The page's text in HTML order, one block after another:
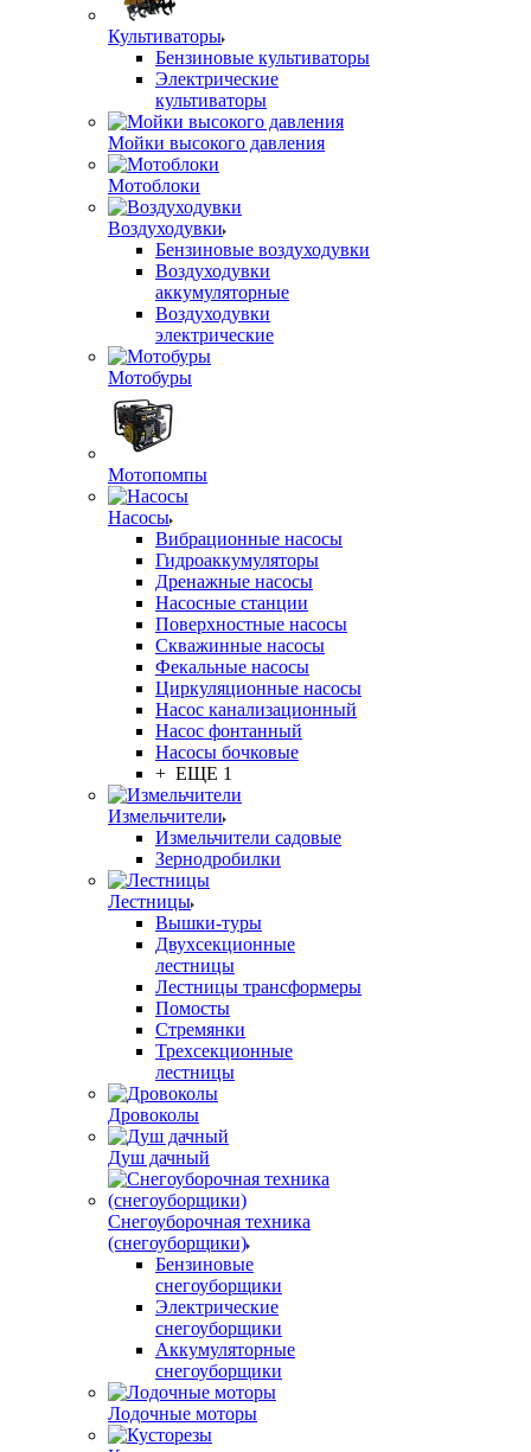
Культиваторы
Бензиновые культиваторы
Электрические
культиваторы
Мойки высокого давления
Мотоблоки
Воздуходувки
Бензиновые воздуходувки
Воздуходувки
аккумуляторные
Воздуходувки
электрические
Мотобуры
Мотопомпы
Насосы
Вибрационные насосы
Гидроаккумуляторы
Дренажные насосы
Насосные станции
Поверхностные насосы
Скважинные насосы
Фекальные насосы
Циркуляционные насосы
Насос канализационный
Насос фонтанный
Насосы бочковые
+ ЕЩЕ 1
Измельчители
Измельчители садовые
Зернодробилки
Лестницы
Вышки-туры
Двухсекционные
лестницы
Лестницы трансформеры
Помосты
Стремянки
Трехсекционные
лестницы
Дровоколы
Душ дачный
Снегоуборочная техника
(снегоуборщики)
Бензиновые
снегоуборщики
Электрические
снегоуборщики
Аккумуляторные
снегоуборщики
Лодочные моторы